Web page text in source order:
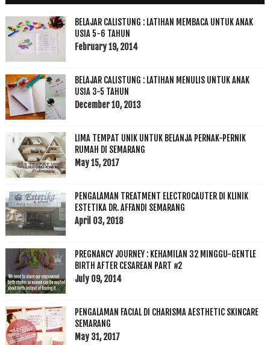
BELAJAR CALISTUNG : LATIHAN MEMBACA UNTUK ANAK
USIA 5-6 TAHUN
February 19, 2014
BELAJAR CALISTUNG : LATIHAN MENULIS UNTUK ANAK
USIA 3-5 TAHUN
December 10, 2013
LIMA TEMPAT UNIK UNTUK BELANJA PERNAK-PERNIK
RUMAH DI SEMARANG
May 15, 2017
PENGALAMAN TREATMENT ELECTROCAUTER DI KLINIK
ESTETIKA DR. AFFANDI SEMARANG
April 03, 2018
PREGNANCY JOURNEY : KEHAMILAN 32 MINGGU-GENTLE
BIRTH AFTER CESAREAN PART #2
July 09, 2014
PENGALAMAN FACIAL DI CHARISMA AESTHETIC SKINCARE
SEMARANG
May 31, 2017